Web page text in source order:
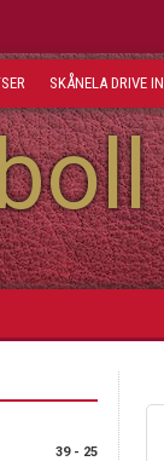
SKÅNELA DRIVE IN
39 - 25